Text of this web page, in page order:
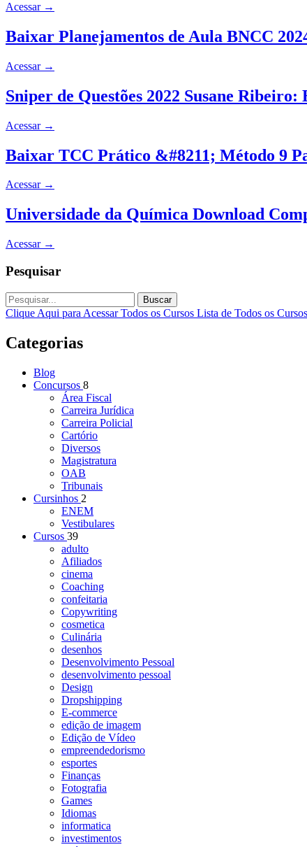
Acessar →
Baixar Planejamentos de Aula BNCC
Acessar →
Sniper de Questões 2022 Susane
Acessar →
Baixar TCC Prático &#8211; Método 9
Acessar →
Universidade da Química Download
Acessar →
Pesquisar
Buscar
Clique Aqui para Acessar Todos os Cursos Lista de Todos os Cursos
Categorias
Blog
Concursos 8
Área Fiscal
Carreira Jurídica
Carreira Policial
Cartório
Diversos
Magistratura
OAB
Tribunais
Cursinhos 2
ENEM
Vestibulares
Cursos 39
adulto
Afiliados
cinema
Coaching
confeitaria
Copywriting
cosmetica
Culinária
desenhos
Desenvolvimento Pessoal
desenvolvimento pessoal
Design
Dropshipping
E-commerce
edição de imagem
Edição de Vídeo
empreendedorismo
esportes
Finanças
Fotografia
Games
Idiomas
informatica
investimentos